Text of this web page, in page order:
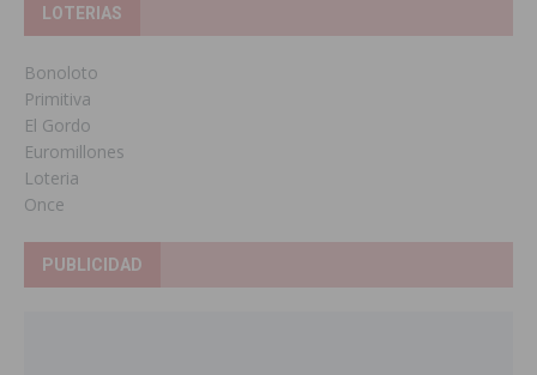
LOTERIAS
Bonoloto
Primitiva
El Gordo
Euromillones
Loteria
Once
PUBLICIDAD